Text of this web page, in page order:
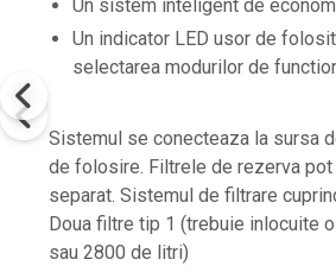
Un sistem inteligent de
Un indicator LED usor de
selectarea modurilor de
Sistemul se conecteaza la sursa
de folosire. Filtrele de rezerva
separat. Sistemul de filtrare
Doua filtre tip 1 (trebuie inlocuite
sau 2800 de litri)